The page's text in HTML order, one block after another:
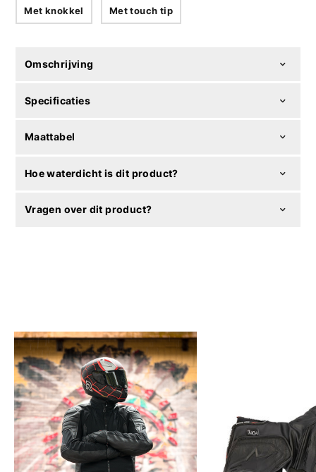
Met knokkel Met touch tip
Omschrijving
Specificaties
Maattabel
Hoe waterdicht is dit product?
Vragen over dit product?